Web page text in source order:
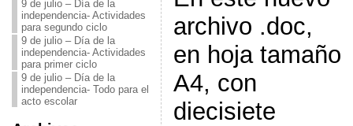
9 de julio – Día de la
independencia- Actividades
para segundo ciclo
9 de julio – Día de la
independencia- Actividades
para primer ciclo
9 de julio – Día de la
independencia- Todo para el
acto escolar
archivo .doc,
en hoja tamaño
A4, con
diecisiete